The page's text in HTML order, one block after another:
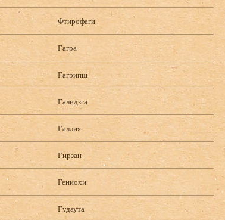
Фтирофаги
Гагра
Гагрипш
Галидзга
Галлия
Гирзан
Гениохи
Гудаута